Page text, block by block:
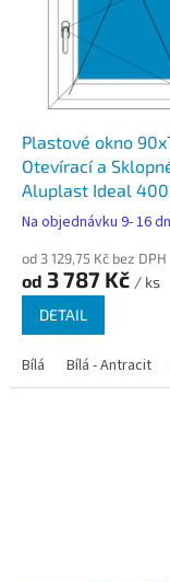
Plastové okno
Otevírací a
Aluplast Ideal
Na objednávku 9- 16
od 3 129,75 Kč bez DPH
od 3 787 Kč / ks
DETAIL
Bílá Bílá - Antracit